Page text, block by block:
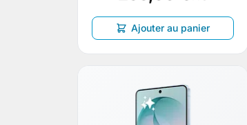
Ajouter au panier